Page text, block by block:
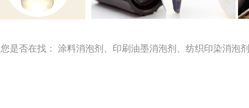
您是否在找： 涂料消泡剂 印刷油墨消泡剂 纺织印染消泡剂